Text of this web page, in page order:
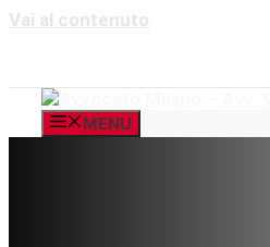
Vai al contenuto
MENU